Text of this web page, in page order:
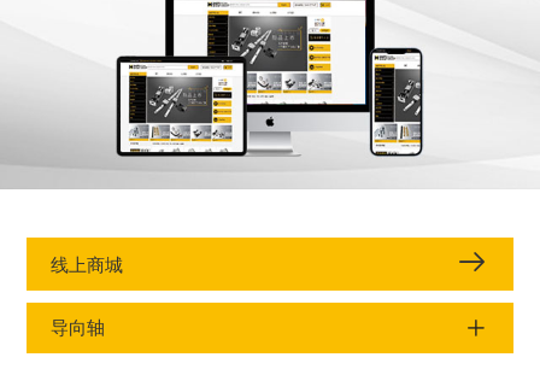
线上商城
导向轴